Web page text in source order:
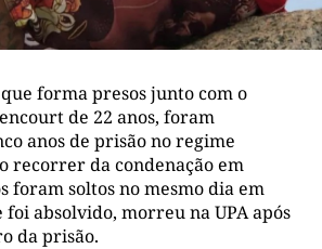
forma presos junto com o
de 22 anos, foram
anos de prisão no regime
recorrer da condenação em
foram soltos no mesmo dia em
foi absolvido, morreu na UPA após
da prisão.